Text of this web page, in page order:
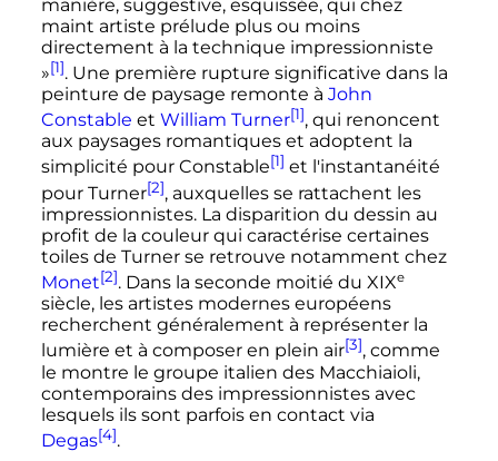
manière, suggestive, esquissée, qui chez
maint artiste prélude plus ou moins
directement à la technique impressionniste
»[1]. Une première rupture significative dans la
peinture de paysage remonte à John
Constable et William Turner[1], qui renoncent
aux paysages romantiques et adoptent la
simplicité pour Constable[1] et l'instantanéité
pour Turner[2], auxquelles se rattachent les
impressionnistes. La disparition du dessin au
profit de la couleur qui caractérise certaines
toiles de Turner se retrouve notamment chez
Monet[2]. Dans la seconde moitié du XIXe
siècle, les artistes modernes européens
recherchent généralement à représenter la
lumière et à composer en plein air[3], comme
le montre le groupe italien des Macchiaioli,
contemporains des impressionnistes avec
lesquels ils sont parfois en contact via
Degas[4].